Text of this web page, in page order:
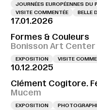
JOURNÉES EUROPÉENNES DU
VISITE COMMENTÉE
BELLE
17.01.2026
Formes & Couleurs
Bonisson Art Center
EXPOSITION VISITE
10.12.2025
Clément Cogitore.
Mucem
EXPOSITION